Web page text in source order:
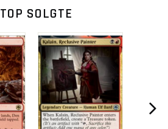
TOP SOLGTE